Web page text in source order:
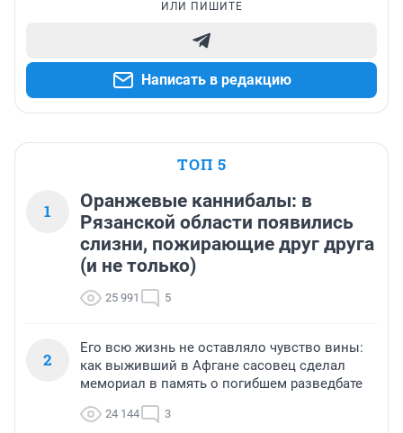
ИЛИ ПИШИТЕ
Написать в редакцию
ТОП 5
1
Оранжевые каннибалы: в
Рязанской области появились
слизни, пожирающие друг друга
(и не только)
25 991 5
2
Его всю жизнь не оставляло чувство вины:
как выживший в Афгане сасовец сделал
мемориал в память о погибшем разведбате
24 144 3